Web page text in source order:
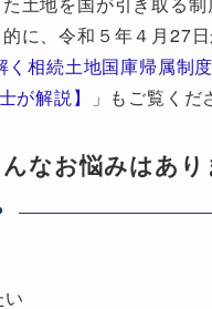
に、令和５年４月27日
く相続土地国庫帰属
が解説】
」もご覧くだ
なお悩みはあり